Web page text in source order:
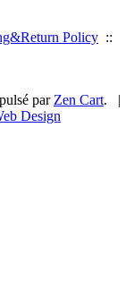
Policy ::
par Zen Cart. |
Design